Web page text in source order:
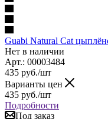
Guabi Natural Cat
Нет в наличии
Арт.: 00003484
435 руб./шт
Варианты цен
435 руб./шт
Подробности
Под заказ